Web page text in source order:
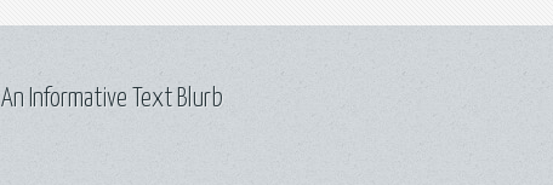
An Informative Text Blurb